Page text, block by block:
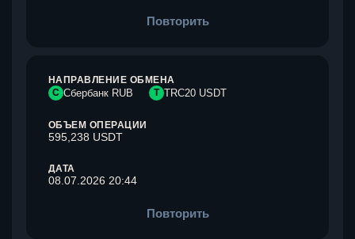
Повторить
НАПРАВЛЕНИЕ ОБМЕНА
С Сбербанк RUB T TRC20 USDT
ОБЪЕМ ОПЕРАЦИИ
595,238 USDT
ДАТА
08.07.2026 20:44
Повторить